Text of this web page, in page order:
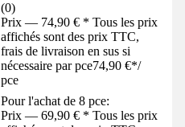
(0)
Prix — 74,90 € * Tous les prix
affichés sont des prix TTC,
frais de livraison en sus si
nécessaire par pce74,90 €*/
pce
Pour l'achat de 8 pce:
Prix — 69,90 € * Tous les prix